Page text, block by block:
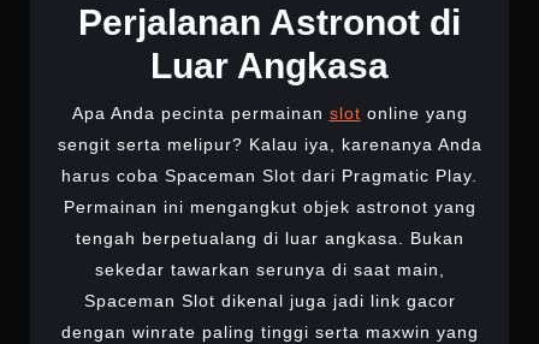
Perjalanan Astronot di
Luar Angkasa
Apa Anda pecinta permainan slot online yang
sengit serta melipur? Kalau iya, karenanya Anda
harus coba Spaceman Slot dari Pragmatic Play.
Permainan ini mengangkut objek astronot yang
tengah berpetualang di luar angkasa. Bukan
sekedar tawarkan serunya di saat main,
Spaceman Slot dikenal juga jadi link gacor
dengan winrate paling tinggi serta maxwin yang